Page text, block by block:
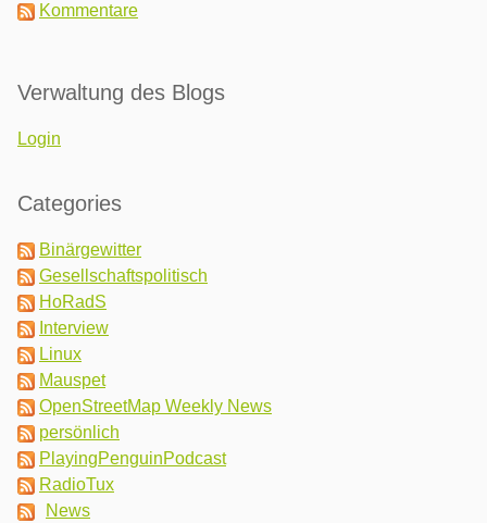
Kommentare
Verwaltung des Blogs
Login
Categories
Binärgewitter
Gesellschaftspolitisch
HoRadS
Interview
Linux
Mauspet
OpenStreetMap Weekly News
persönlich
PlayingPenguinPodcast
RadioTux
News